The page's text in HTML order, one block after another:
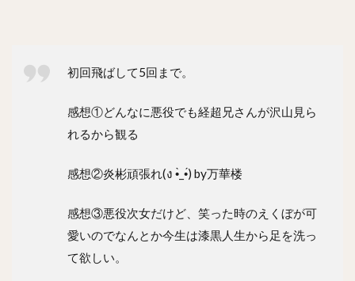
初回飛ばして5回まで。
感想①どんなに悪役でも経超兄さんが沢山見ら
れるから観る
感想②炎彬頑張れ(ง •̀_•́) by万華楼
感想③悪役次女だけど、笑った時のえくぼが可
愛いのでなんとか今生は漆黒人生から足を洗っ
て欲しい。